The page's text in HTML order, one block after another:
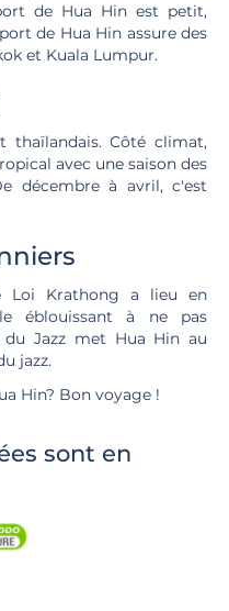
de Hua Hin est petit,
de Hua Hin assure des
et Kuala Lumpur.
thaïlandais. Côté climat,
avec une saison des
décembre à avril, c'est
Loi Krathong a lieu en
éblouissant à ne pas
du Jazz met Hua Hin au
jazz.
Hin? Bon voyage !
sont en